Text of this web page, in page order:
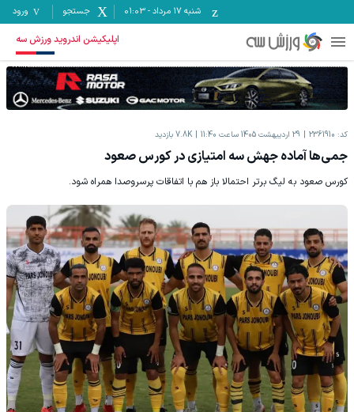
شنبه ۱۷ مرداد -
01:03 جستجو ورود
اپلیکیشن اندروید ورزش سه
کد: 2361910 29 اردیبهشت 1405 ساعت 11:40 7.8K بازدید
جمی‌ها آماده جهش سه امتیازی در کورس صعود
کورس صعود به لیگ برتر احتمالا باز هم با اتفاقات پرسروصدا همراه شود.